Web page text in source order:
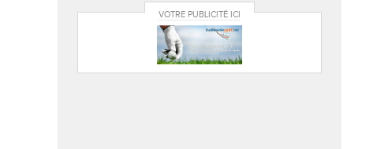
VOTRE PUBLICITÉ ICI